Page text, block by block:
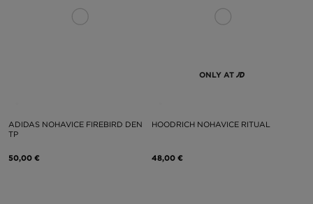
ADIDAS NOHAVICE FIREBIRD DEN
TP
50,00 €
ONLY AT
HOODRICH NOHAVICE RITUAL
48,00 €